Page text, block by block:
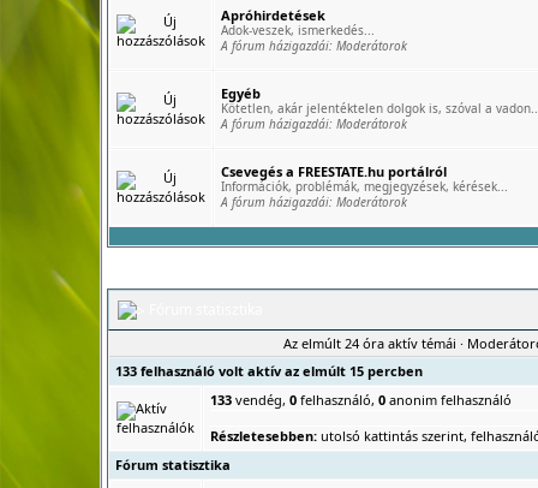
Apróhirdetések
Adok-veszek, ismerkedés...
A fórum házigazdái: Moderátorok
Egyéb
Kötetlen, akár jelentéktelen dolgok is, szóval a
A fórum házigazdái: Moderátorok
Csevegés a FREESTATE.hu portálról
Információk, problémák, megjegyzések, kérések...
A fórum házigazdái: Moderátorok
Az elmúlt 24 óra aktív témái ·
133 felhasználó volt aktív az elmúlt 15 percben
133vendég, 0felhasználó, 0anonim felhasználó
Részletesebben: utolsó kattintás szerint,
Fórum statisztika